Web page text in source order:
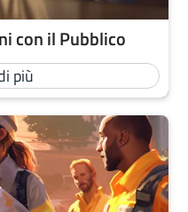
con il Pubblico
più